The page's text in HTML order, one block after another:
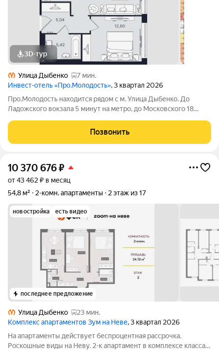
3D-тур
Улица Дыбенко
7 мин.
Инвест-отель «Про.Молодость», 3 квартал 2026
Про.Молодость находится рядом с м. Улица Дыбенко. До
Ладожского вокзала 5 минут на метро, до Московского 18
расположены крупные гипермаркеты Перекрёсток, Максидом,
Окей, Петрович. Пешком можно
Позвонить
10 370 676₽
от 43 462 ₽ в месяц
54,8 м²
2-комн. апартаменты 2 этаж из 17
новостройка есть видео
последнее предложение
Улица Дыбенко
23 мин.
Комплекс апартаментов Зум на Неве, 3 квартал 2026
На апартаменты действует беспроцентная рассрочка.
Роскошные виды на Неву. 2-к апартамент в комплексе класса